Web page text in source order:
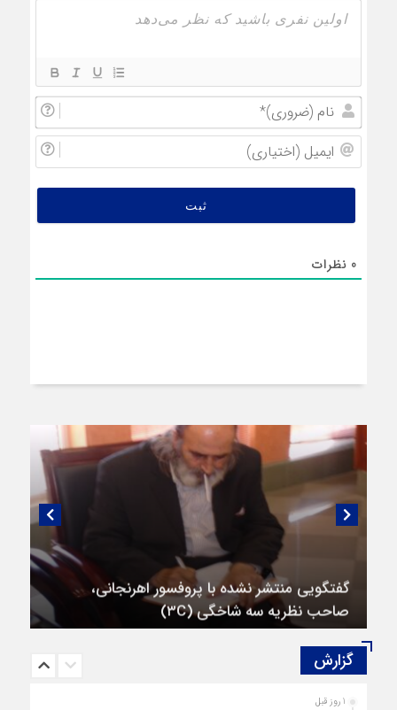
0 نظرات
گفتگویی منتشر نشده با پروفسور اهرنجانی،
صاحب نظریه سه‌ شاخگی (۳C)
گزارش‌
1 روز قبل